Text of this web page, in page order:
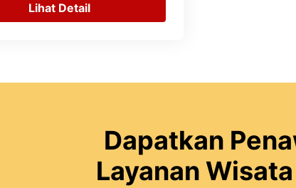
Lihat Detail
Dapatkan
Layanan